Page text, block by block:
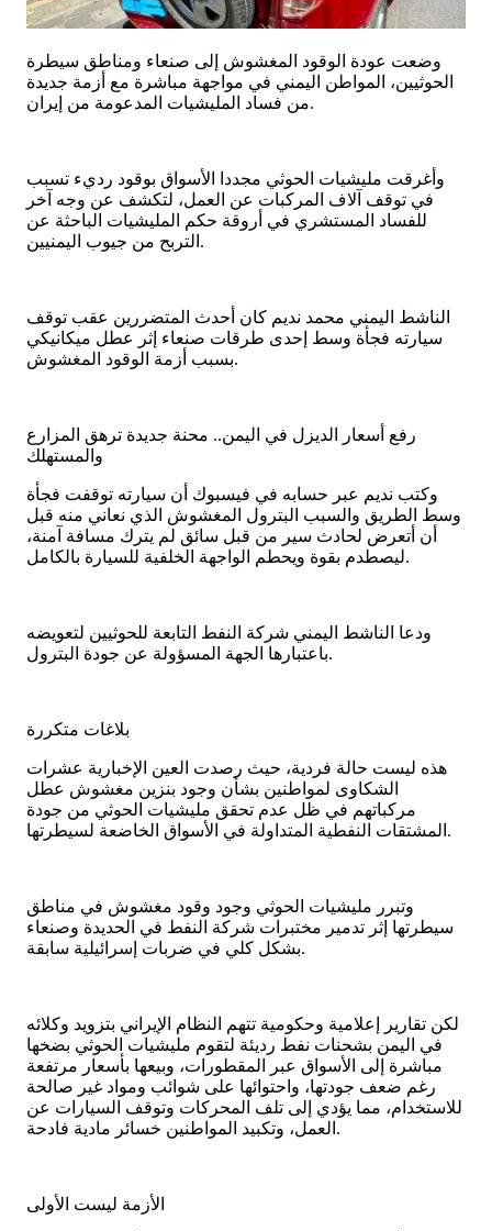
وضعت عودة الوقود المغشوش إلى صنعاء ومناطق سيطرة
الحوثيين، المواطن اليمني في مواجهة مباشرة مع أزمة جديدة
من فساد المليشيات المدعومة من إيران.
وأغرقت مليشيات الحوثي مجددا الأسواق بوقود رديء تسبب
في توقف آلاف المركبات عن العمل، لتكشف عن وجه آخر
للفساد المستشري في أروقة حكم المليشيات الباحثة عن
التربح من جيوب اليمنيين.
الناشط اليمني محمد نديم كان أحدث المتضررين عقب توقف
سيارته فجأة وسط إحدى طرقات صنعاء إثر عطل ميكانيكي
بسبب أزمة الوقود المغشوش.
رفع أسعار الديزل في اليمن.. محنة جديدة ترهق المزارع
والمستهلك
وكتب نديم عبر حسابه في فيسبوك أن سيارته توقفت فجأة
وسط الطريق والسبب البترول المغشوش الذي نعاني منه قبل
أن أتعرض لحادث سير من قبل سائق لم يترك مسافة آمنة،
ليصطدم بقوة ويحطم الواجهة الخلفية للسيارة بالكامل.
ودعا الناشط اليمني شركة النفط التابعة للحوثيين لتعويضه
باعتبارها الجهة المسؤولة عن جودة البترول.
بلاغات متكررة
هذه ليست حالة فردية، حيث رصدت العين الإخبارية عشرات
الشكاوى لمواطنين بشأن وجود بنزين مغشوش عطل
مركباتهم في ظل عدم تحقق مليشيات الحوثي من جودة
المشتقات النفطية المتداولة في الأسواق الخاضعة لسيطرتها.
وتبرر مليشيات الحوثي وجود وقود مغشوش في مناطق
سيطرتها إثر تدمير مختبرات شركة النفط في الحديدة وصنعاء
بشكل كلي في ضربات إسرائيلية سابقة.
لكن تقارير إعلامية وحكومية تتهم النظام الإيراني بتزويد وكلائه
في اليمن بشحنات نفط رديئة لتقوم مليشيات الحوثي بضخها
مباشرة إلى الأسواق عبر المقطورات، وبيعها بأسعار مرتفعة
رغم ضعف جودتها، واحتوائها على شوائب ومواد غير صالحة
للاستخدام، مما يؤدي إلى تلف المحركات وتوقف السيارات عن
العمل، وتكبيد المواطنين خسائر مادية فادحة.
الأزمة ليست الأولى